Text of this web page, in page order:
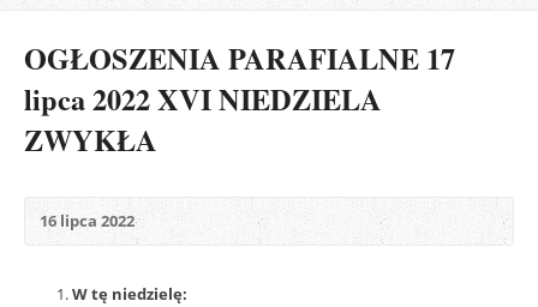
OGŁOSZENIA PARAFIALNE 17
lipca 2022 XVI NIEDZIELA
ZWYKŁA
16 lipca 2022
W tę niedzielę: